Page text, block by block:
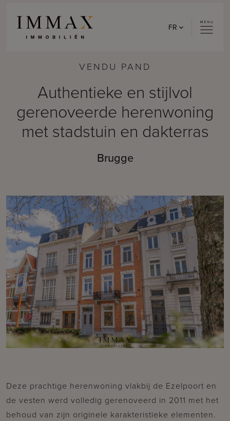
FR
VENDU PAND
Authentieke en stijlvol
gerenoveerde herenwoning
met stadstuin en dakterras
Brugge
Deze prachtige herenwoning vlakbij de Ezelpoort en
de vesten werd volledig gerenoveerd in 2011 met het
behoud van zijn originele karakteristieke elementen.